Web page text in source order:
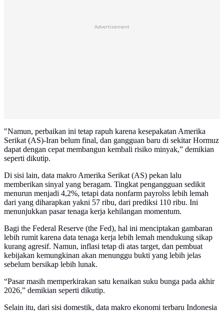
Advertisement
"Namun, perbaikan ini tetap rapuh karena kesepakatan Amerika
Serikat (AS)-Iran belum final, dan gangguan baru di sekitar Hormuz
dapat dengan cepat membangun kembali risiko minyak,” demikian
seperti dikutip.
Di sisi lain, data makro Amerika Serikat (AS) pekan lalu
memberikan sinyal yang beragam. Tingkat pengangguan sedikit
menurun menjadi 4,2%, tetapi data nonfarm payrolss lebih lemah
dari yang diharapkan yakni 57 ribu, dari prediksi 110 ribu. Ini
menunjukkan pasar tenaga kerja kehilangan momentum.
Bagi the Federal Reserve (the Fed), hal ini menciptakan gambaran
lebih rumit karena data tenaga kerja lebih lemah mendukung sikap
kurang agresif. Namun, inflasi tetap di atas target, dan pembuat
kebijakan kemungkinan akan menunggu bukti yang lebih jelas
sebelum bersikap lebih lunak.
“Pasar masih memperkirakan satu kenaikan suku bunga pada akhir
2026,” demikian seperti dikutip.
Selain itu, dari sisi domestik, data makro ekonomi terbaru Indonesia